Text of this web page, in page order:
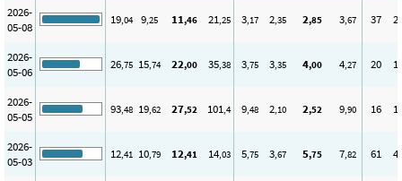
2026-
05-08
19,04 9,25 11,46 21,25 3,17 2,35 2,85 3,67 37
2026-
05-06
26,75 15,74 22,00 35,38 3,75 3,35 4,00 4,27 20
2026-
05-05
93,48 19,62 27,52 101,4 9,48 2,10 2,52 9,90 16
2026-
05-03
12,41 10,79 12,41 14,03 5,75 3,67 5,75 7,82 61